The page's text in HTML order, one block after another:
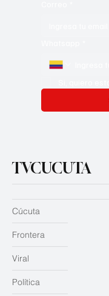
TVCUCUTA
Cúcuta
Frontera
Viral
Política